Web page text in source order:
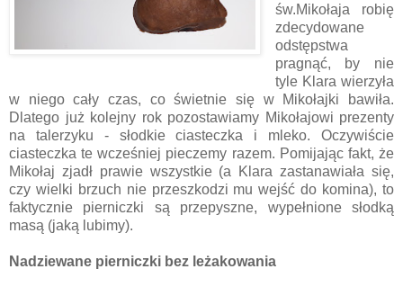
św.Mikołaja robię
zdecydowane
odstępstwa
pragnąć, by nie
tyle Klara wierzyła
w niego cały czas, co świetnie się w Mikołajki bawiła.
Dlatego już kolejny rok pozostawiamy Mikołajowi prezenty
na talerzyku - słodkie ciasteczka i mleko. Oczywiście
ciasteczka te wcześniej pieczemy razem. Pomijając fakt, że
Mikołaj zjadł prawie wszystkie (a Klara zastanawiała się,
czy wielki brzuch nie przeszkodzi mu wejść do komina), to
faktycznie pierniczki są przepyszne, wypełnione słodką
masą (jaką lubimy).
Nadziewane pierniczki bez leżakowania